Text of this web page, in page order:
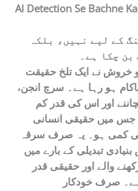
AI Detection Se Bachne
کے لیے نہیں، بلکہ
خروش نے ایک تلخ حقیقت
ہو رہا ہے۔ سرچ انجن،
اور اس کی قدر کم
جس میں حقیقی انسانی
کی کمی ہو۔ یہ صرف سرقہ
تبدیلی کے بارے میں
والے اور حقیقی قدر
ہے۔ صرف خودکار